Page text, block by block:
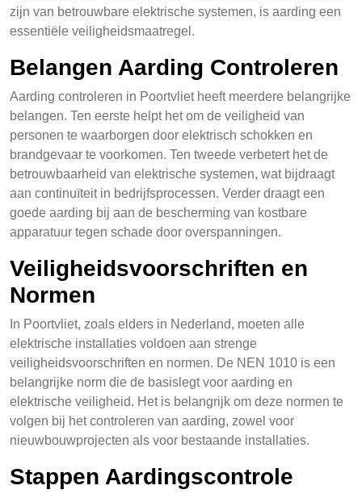
zijn van betrouwbare elektrische systemen, is aarding een
essentiële veiligheidsmaatregel.
Belangen Aarding Controleren
Aarding controleren in Poortvliet heeft meerdere belangrijke
belangen. Ten eerste helpt het om de veiligheid van
personen te waarborgen door elektrisch schokken en
brandgevaar te voorkomen. Ten tweede verbetert het de
betrouwbaarheid van elektrische systemen, wat bijdraagt
aan continuïteit in bedrijfsprocessen. Verder draagt een
goede aarding bij aan de bescherming van kostbare
apparatuur tegen schade door overspanningen.
Veiligheidsvoorschriften en
Normen
In Poortvliet, zoals elders in Nederland, moeten alle
elektrische installaties voldoen aan strenge
veiligheidsvoorschriften en normen. De NEN 1010 is een
belangrijke norm die de basislegt voor aarding en
elektrische veiligheid. Het is belangrijk om deze normen te
volgen bij het controleren van aarding, zowel voor
nieuwbouwprojecten als voor bestaande installaties.
Stappen Aardingscontrole